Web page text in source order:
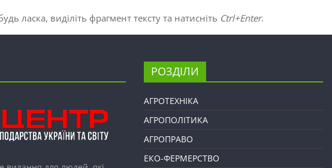
ласка, виділіть фрагмент тексту та натисніть Ctrl+Enter.
РОЗДІЛИ
АГРОТЕХНІКА
АГРОПОЛІТИКА
АГРОПРАВО
ЕКО-ФЕРМЕРСТВО